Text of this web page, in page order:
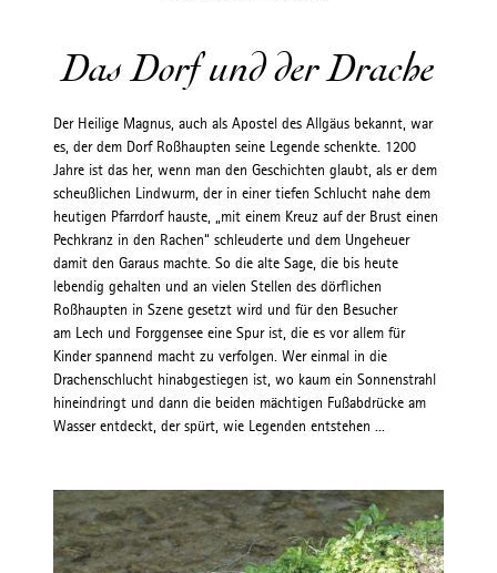
Das Dorf und der Drache
Der Heilige Magnus, auch als Apostel des Allgäus bekannt, war
es, der dem Dorf Roßhaupten seine Legende schenkte. 1200
Jahre ist das her, wenn man den Geschichten glaubt, als er dem
scheußlichen Lindwurm, der in einer tiefen Schlucht nahe dem
heutigen Pfarrdorf hauste, „mit einem Kreuz auf der Brust einen
Pechkranz in den Rachen“ schleuderte und dem Ungeheuer
damit den Garaus machte. So die alte Sage, die bis heute
lebendig gehalten und an vielen Stellen des dörflichen
Roßhaupten in Szene gesetzt wird und für den Besucher
am Lech und Forggensee eine Spur ist, die es vor allem für
Kinder spannend macht zu verfolgen. Wer einmal in die
Drachenschlucht hinabgestiegen ist, wo kaum ein Sonnenstrahl
hineindringt und dann die beiden mächtigen Fußabdrücke am
Wasser entdeckt, der spürt, wie Legenden entstehen ...